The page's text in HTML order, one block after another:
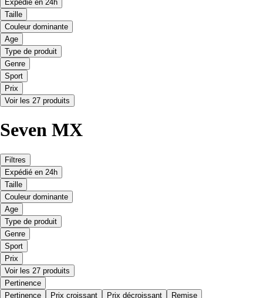
Expédié en 24h
Taille
Couleur dominante
Age
Type de produit
Genre
Sport
Prix
Voir les 27 produits
Seven MX
Filtres
Expédié en 24h
Taille
Couleur dominante
Age
Type de produit
Genre
Sport
Prix
Voir les 27 produits
Pertinence
Pertinence
Prix croissant Prix décroissant Remise